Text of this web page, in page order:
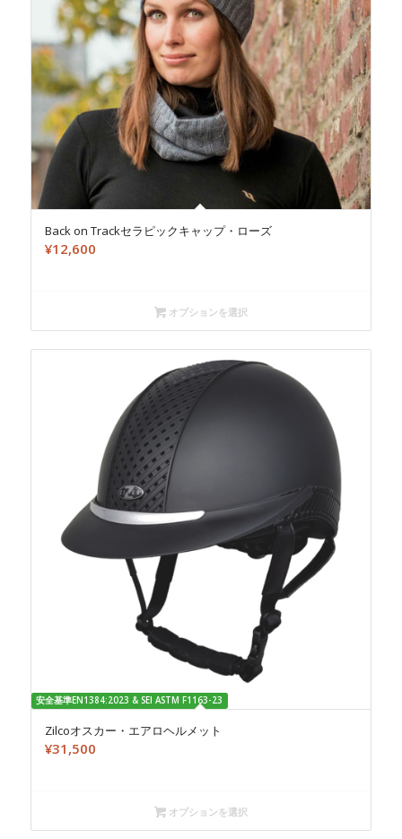
Back on Trackセラピックキャップ・ローズ
¥12,600
オプションを選択
安全基準EN1384:2023 & SEI ASTM F1163-23
Zilcoオスカー・エアロヘルメット
¥31,500
オプションを選択